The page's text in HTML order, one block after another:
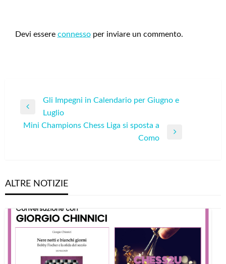
Devi essere connesso per inviare un commento.
Navigazione
articoli
Previous
Post
Gli Impegni in Calendario per Giugno e
Luglio
Mini Champions Chess Liga si sposta a
Como
ALTRE NOTIZIE